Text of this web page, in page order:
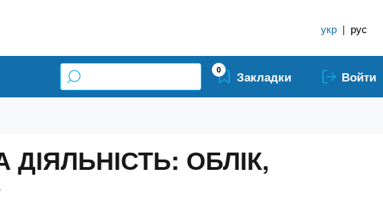
укр | рус
0 Закладки Войти
ОБЛІК,